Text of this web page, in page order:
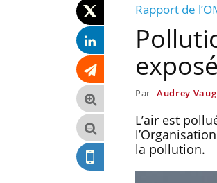
Rapport de
Par Audrey
L’air est
la pollution.